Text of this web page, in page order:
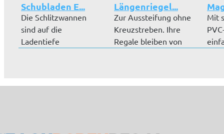
Schubladen E...
Die Schlitzwannen
sind auf die
Ladentiefe
Längenriegel...
Zur Aussteifung ohne
Kreuzstreben. Ihre
Regale bleiben von
Mit